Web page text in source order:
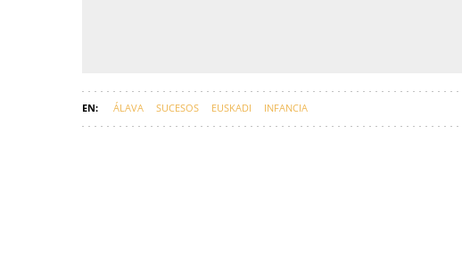
ÁLAVA SUCESOS EUSKADI INFANCIA